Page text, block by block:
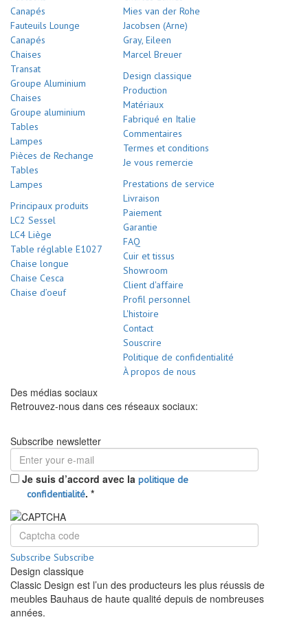
Canapés
Fauteuils Lounge
Canapés
Chaises
Transat
Groupe Aluminium
Chaises
Groupe aluminium
Tables
Lampes
Pièces de Rechange
Tables
Lampes
Principaux produits
LC2 Sessel
LC4 Liège
Table réglable E1027
Chaise longue
Chaise Cesca
Chaise d’oeuf
Mies van der Rohe
Jacobsen (Arne)
Gray, Eileen
Marcel Breuer
Design classique
Production
Matériaux
Fabriqué en Italie
Commentaires
Termes et conditions
Je vous remercie
Prestations de service
Livraison
Paiement
Garantie
FAQ
Cuir et tissus
Showroom
Client d'affaire
Profil personnel
L'histoire
Contact
Souscrire
Politique de confidentialité
À propos de nous
Des médias sociaux
Retrouvez-nous dans ces réseaux sociaux:
Subscribe newsletter
Je suis d’accord avec la politique de
confidentialité. *
Subscribe Subscribe
Design classique
Classic Design est l’un des producteurs les plus réussis de
meubles Bauhaus de haute qualité depuis de nombreuses
années.